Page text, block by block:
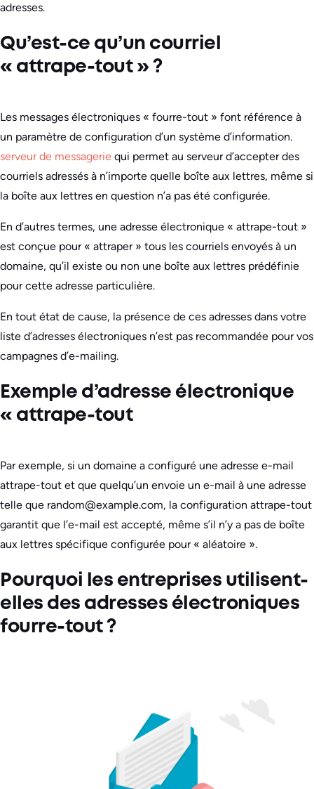
adresses.
Qu’est-ce qu’un courriel
« attrape-tout » ?
Les messages électroniques « fourre-tout » font référence à
un paramètre de configuration d’un système d’information.
serveur de messagerie qui permet au serveur d’accepter des
courriels adressés à n’importe quelle boîte aux lettres, même si
la boîte aux lettres en question n’a pas été configurée.
En d’autres termes, une adresse électronique « attrape-tout »
est conçue pour « attraper » tous les courriels envoyés à un
domaine, qu’il existe ou non une boîte aux lettres prédéfinie
pour cette adresse particulière.
En tout état de cause, la présence de ces adresses dans votre
liste d’adresses électroniques n’est pas recommandée pour vos
campagnes d’e-mailing.
Exemple d’adresse électronique
« attrape-tout
Par exemple, si un domaine a configuré une adresse e-mail
attrape-tout et que quelqu’un envoie un e-mail à une adresse
telle que random@example.com, la configuration attrape-tout
garantit que l’e-mail est accepté, même s’il n’y a pas de boîte
aux lettres spécifique configurée pour « aléatoire ».
Pourquoi les entreprises utilisent-
elles des adresses électroniques
fourre-tout ?